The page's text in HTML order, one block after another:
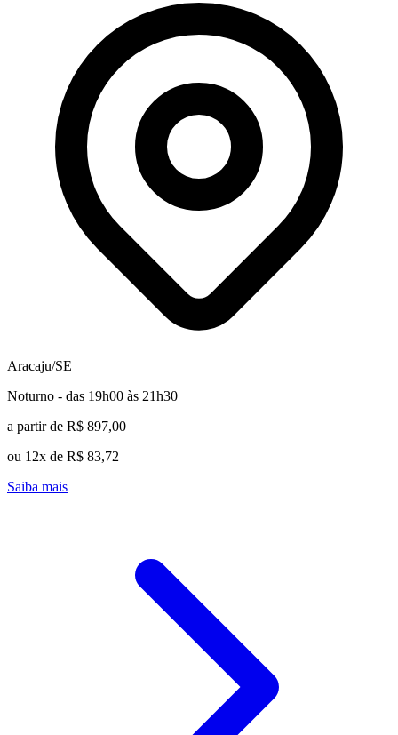
Aracaju/SE
Noturno - das 19h00 às 21h30
a partir de R$ 897,00
ou 12x de R$ 83,72
Saiba mais